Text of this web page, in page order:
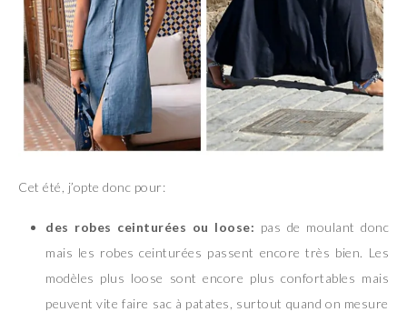
Cet été, j’opte donc pour:
des robes ceinturées ou loose: pas de moulant donc
mais les robes ceinturées passent encore très bien. Les
modèles plus loose sont encore plus confortables mais
peuvent vite faire sac à patates, surtout quand on mesure